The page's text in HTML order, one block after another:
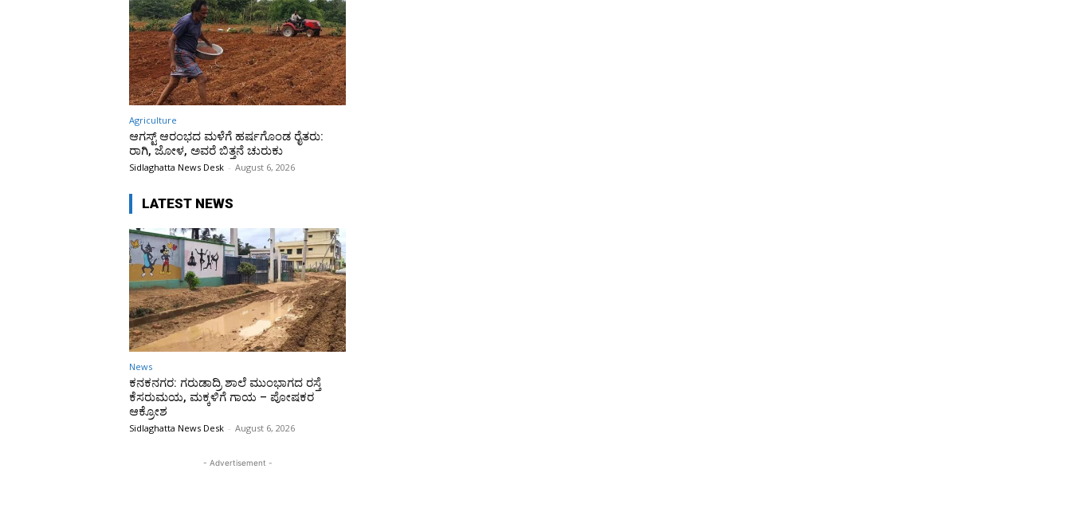
Agriculture
ಆಗಸ್ಟ್ ಆರಂಭದ ಮಳೆಗೆ ಹರ್ಷಗೊಂಡ ರೈತರು:
ರಾಗಿ, ಜೋಳ, ಅವರೆ ಬಿತ್ತನೆ ಚುರುಕು
Sidlaghatta News Desk - August 6, 2026
LATEST NEWS
News
ಕನಕನಗರ: ಗರುಡಾದ್ರಿ ಶಾಲೆ ಮುಂಭಾಗದ ರಸ್ತೆ
ಕೆಸರುಮಯ, ಮಕ್ಕಳಿಗೆ ಗಾಯ – ಪೋಷಕರ
ಆಕ್ರೋಶ
Sidlaghatta News Desk - August 6, 2026
- Advertisement -